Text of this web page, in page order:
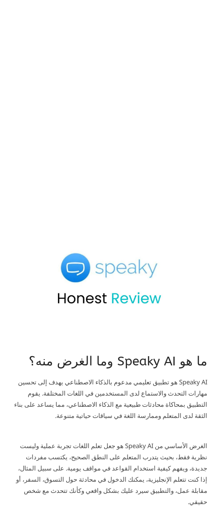
ما هو Speaky AI وما الغرض منه؟
Speaky AI هو تطبيق تعليمي مدعوم بالذكاء الاصطناعي يهدف إلى تحسين
مهارات التحدث والاستماع لدى المستخدمين في اللغات المختلفة. يقوم
التطبيق بمحاكاة محادثات طبيعية مع الذكاء الاصطناعي، مما يساعد على بناء
الثقة لدى المتعلم وممارسة اللغة في سياقات حياتية متنوعة.
الغرض الأساسي من Speaky AI هو جعل تعلم اللغات تجربة عملية وليست
نظرية فقط، بحيث يتدرب المتعلم على النطق الصحيح، يكتسب مفردات
جديدة، ويفهم كيفية استخدام القواعد في مواقف يومية. على سبيل المثال،
إذا كنت تتعلم الإنجليزية، يمكنك الدخول في محادثة حول التسوق، السفر، أو
مقابلة عمل، والتطبيق سيرد عليك بشكل واقعي وكأنك تتحدث مع شخص
حقيقي.